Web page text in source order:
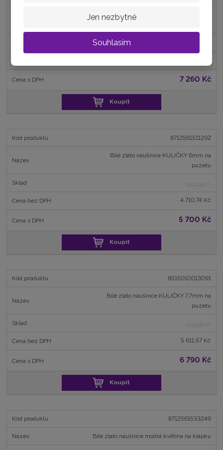
Jen nezbytné
Souhlasím
Bílé zlato náušnice KULIČKY 5,8MM na
7 260 Kč
Koupit
8712561511292
Bílé zlato náušnice KULIČKY 6mm na
puzetu
skladem
4 710,74 Kč
5 700 Kč
Koupit
8515010013091
Bílé zlato náušnice KULIČKY 7,7mm na
puzetu
skladem
5 611,57 Kč
6 790 Kč
Koupit
8712561533249
Bílé zlato náušnice modrá květina na klapku